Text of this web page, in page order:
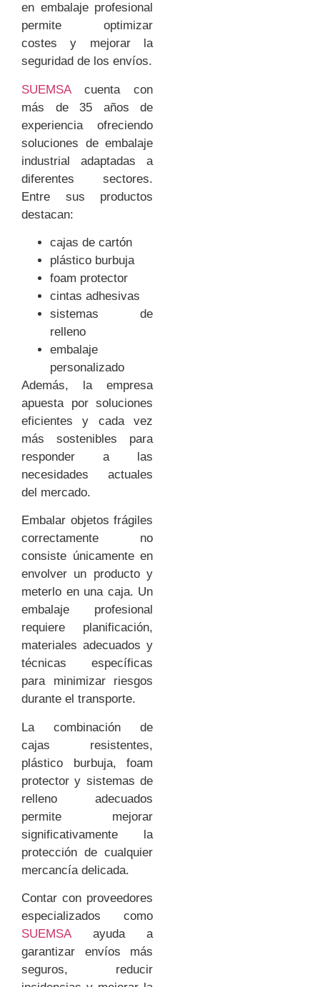
en embalaje profesional
permite optimizar
costes y mejorar la
seguridad de los envíos.
SUEMSAcuenta con
más de 35 años de
experiencia ofreciendo
soluciones de embalaje
industrial adaptadas a
diferentes sectores.
Entre sus productos
destacan:
cajas de cartón
plástico burbuja
foam protector
cintas adhesivas
sistemas de
relleno
embalaje
personalizado
Además, la empresa
apuesta por soluciones
eficientes y cada vez
más sostenibles para
responder a las
necesidades actuales
del mercado.
Embalar objetos frágiles
correctamente no
consiste únicamente en
envolver un producto y
meterlo en una caja. Un
embalaje profesional
requiere planificación,
materiales adecuados y
técnicas específicas
para minimizar riesgos
durante el transporte.
La combinación de
cajas resistentes,
plástico burbuja, foam
protector y sistemas de
relleno adecuados
permite mejorar
significativamente la
protección de cualquier
mercancía delicada.
Contar con proveedores
especializados como
SUEMSAayuda a
garantizar envíos más
seguros, reducir